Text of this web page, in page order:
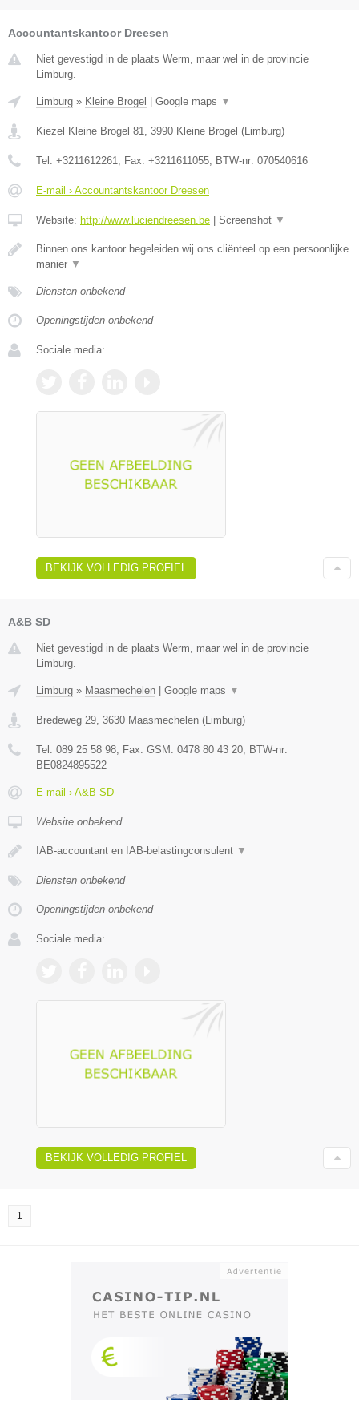
Accountantskantoor Dreesen
Niet gevestigd in de plaats Werm, maar wel in de provincie
Limburg.
Limburg » Kleine Brogel | Google maps ▼
Kiezel Kleine Brogel 81 3990 Kleine Brogel (Limburg)
Tel: +3211612261 , Fax: +3211611055 , BTW-nr: 070540616
E-mail › Accountantskantoor Dreesen
Website: http://www.luciendreesen.be | Screenshot ▼
Binnen ons kantoor begeleiden wij ons cliënteel op een persoonlijke
manier ▼
Diensten onbekend
Openingstijden onbekend
Sociale media:
BEKIJK VOLLEDIG PROFIEL
A&B SD
Niet gevestigd in de plaats Werm, maar wel in de provincie
Limburg.
Limburg » Maasmechelen Google maps ▼
Bredeweg 29, 3630 Maasmechelen (Limburg)
Tel: 089 25 58 98, Fax: GSM: 0478 80 43 20, BTW-nr:
BE0824895522
E-mail › A&B SD
Website onbekend
IAB-accountant en IAB-belastingconsulent ▼
Diensten onbekend
Openingstijden onbekend
Sociale media:
BEKIJK VOLLEDIG PROFIEL
1